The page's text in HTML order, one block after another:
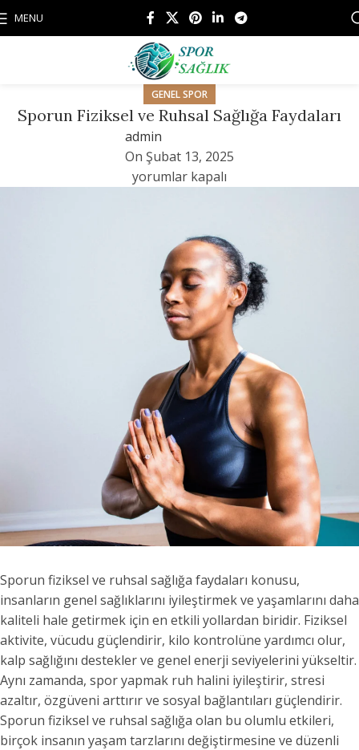
MENU
GENEL SPOR
Sporun Fiziksel ve Ruhsal Sağlığa Faydaları
admin
On Şubat 13, 2025
yorumlar kapalı
Sporun fiziksel ve ruhsal sağlığa faydaları konusu,
insanların genel sağlıklarını iyileştirmek ve yaşamlarını daha
kaliteli hale getirmek için en etkili yollardan biridir. Fiziksel
aktivite, vücudu güçlendirir, kilo kontrolüne yardımcı olur,
kalp sağlığını destekler ve genel enerji seviyelerini yükseltir.
Aynı zamanda, spor yapmak ruh halini iyileştirir, stresi
azaltır, özgüveni arttırır ve sosyal bağlantıları güçlendirir.
Sporun fiziksel ve ruhsal sağlığa olan bu olumlu etkileri,
birçok insanın yaşam tarzlarını değiştirmesine ve düzenli